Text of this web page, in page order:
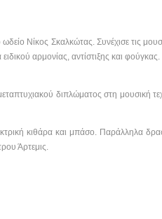
Νίκος Σκαλκώτας. Συνέχισε τις
αρμονίας, αντίστιξης και
διπλώματος στη μουσική
κιθάρα και μπάσο. Παράλληλα
Άρτεμις.